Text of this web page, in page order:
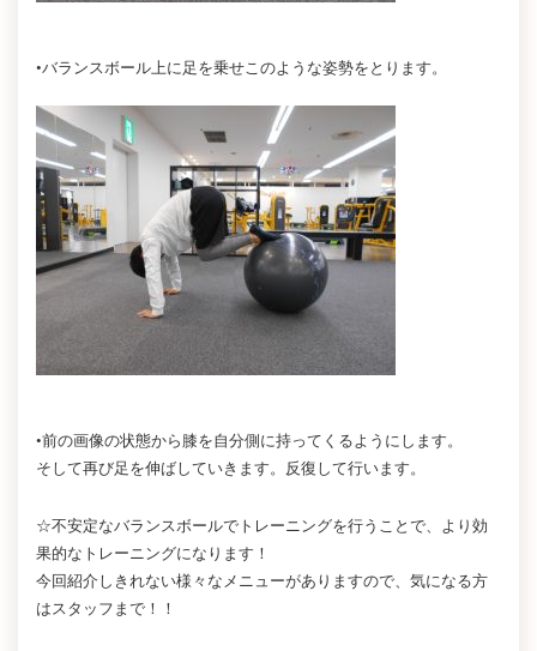
•バランスボール上に足を乗せこのような姿勢をとります。
•前の画像の状態から膝を自分側に持ってくるようにします。
そして再び足を伸ばしていきます。反復して行います。
☆不安定なバランスボールでトレーニングを行うことで、より効
果的なトレーニングになります！
今回紹介しきれない様々なメニューがありますので、気になる方
はスタッフまで！！